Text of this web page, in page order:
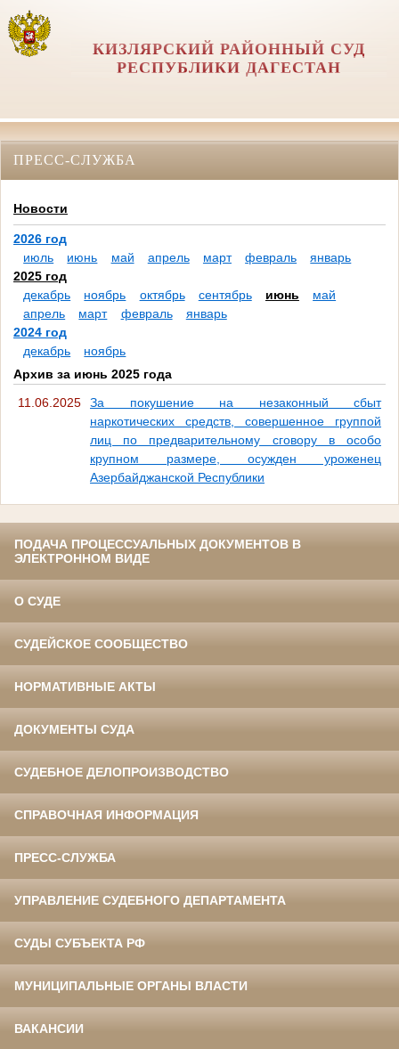
КИЗЛЯРСКИЙ РАЙОННЫЙ СУД
РЕСПУБЛИКИ ДАГЕСТАН
ПРЕСС-СЛУЖБА
Новости
2026 год
июль
июнь май апрель март февраль
январь
2025 год
декабрь
ноябрь октябрь сентябрь июнь
май
апрель
март февраль
январь
2024 год
декабрь
ноябрь
Архив за июнь 2025 года
11.06.2025
За покушение на незаконный сбыт
наркотических средств, совершенное группой
лиц по предварительному сговору в особо
крупном размере, осужден уроженец
Азербайджанской Республики
ПОДАЧА ПРОЦЕССУАЛЬНЫХ ДОКУМЕНТОВ В
ЭЛЕКТРОННОМ ВИДЕ
О СУДЕ
СУДЕЙСКОЕ СООБЩЕСТВО
НОРМАТИВНЫЕ АКТЫ
ДОКУМЕНТЫ СУДА
СУДЕБНОЕ ДЕЛОПРОИЗВОДСТВО
СПРАВОЧНАЯ ИНФОРМАЦИЯ
ПРЕСС-СЛУЖБА
УПРАВЛЕНИЕ СУДЕБНОГО ДЕПАРТАМЕНТА
СУДЫ СУБЪЕКТА РФ
МУНИЦИПАЛЬНЫЕ ОРГАНЫ ВЛАСТИ
ВАКАНСИИ